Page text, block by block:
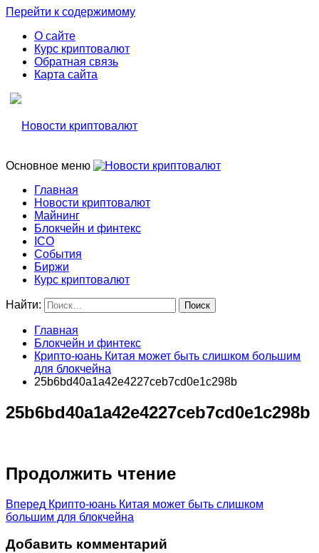
Перейти к содержимому
О сайте
Курс криптовалют
Обратная связь
Карта сайта
Новости криптовалют
Основное меню
Новости криптовалют
Главная
Новости криптовалют
Майнинг
Блокчейн и финтекс
ICO
События
Биржи
Курс криптовалют
Найти:
Главная
Блокчейн и финтекс
Крипто-юань Китая может быть слишком большим
для блокчейна
25b6bd40a1a42e4227ceb7cd0e1c298b
25b6bd40a1a42e4227ceb7cd0e1c298b
Продолжить чтение
Вперед Крипто-юань Китая может быть слишком
большим для блокчейна
Добавить комментарий